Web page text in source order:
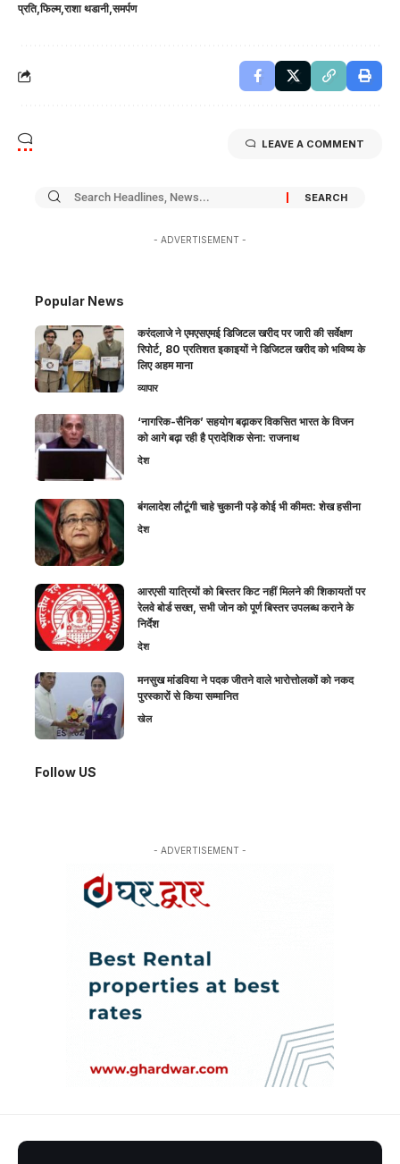
प्रति फिल्म राशा थडानी समर्पण
LEAVE A COMMENT
- ADVERTISEMENT -
Popular News
करंदलाजे ने एमएसएमई डिजिटल खरीद पर जारी की सर्वेक्षण
रिपोर्ट, 80 प्रतिशत इकाइयों ने डिजिटल खरीद को भविष्य के
लिए अहम माना
व्यापार
‘नागरिक-सैनिक’ सहयोग बढ़ाकर विकसित भारत के विजन
को आगे बढ़ा रही है प्रादेशिक सेना: राजनाथ
देश
बंगलादेश लौटूंगी चाहे चुकानी पड़े कोई भी कीमत: शेख हसीना
देश
आरएसी यात्रियों को बिस्तर किट नहीं मिलने की शिकायतों पर
रेलवे बोर्ड सख्त, सभी जोन को पूर्ण बिस्तर उपलब्ध कराने के
निर्देश
देश
मनसुख मांडविया ने पदक जीतने वाले भारोत्तोलकों को नकद
पुरस्कारों से किया सम्मानित
खेल
Follow US
- ADVERTISEMENT -